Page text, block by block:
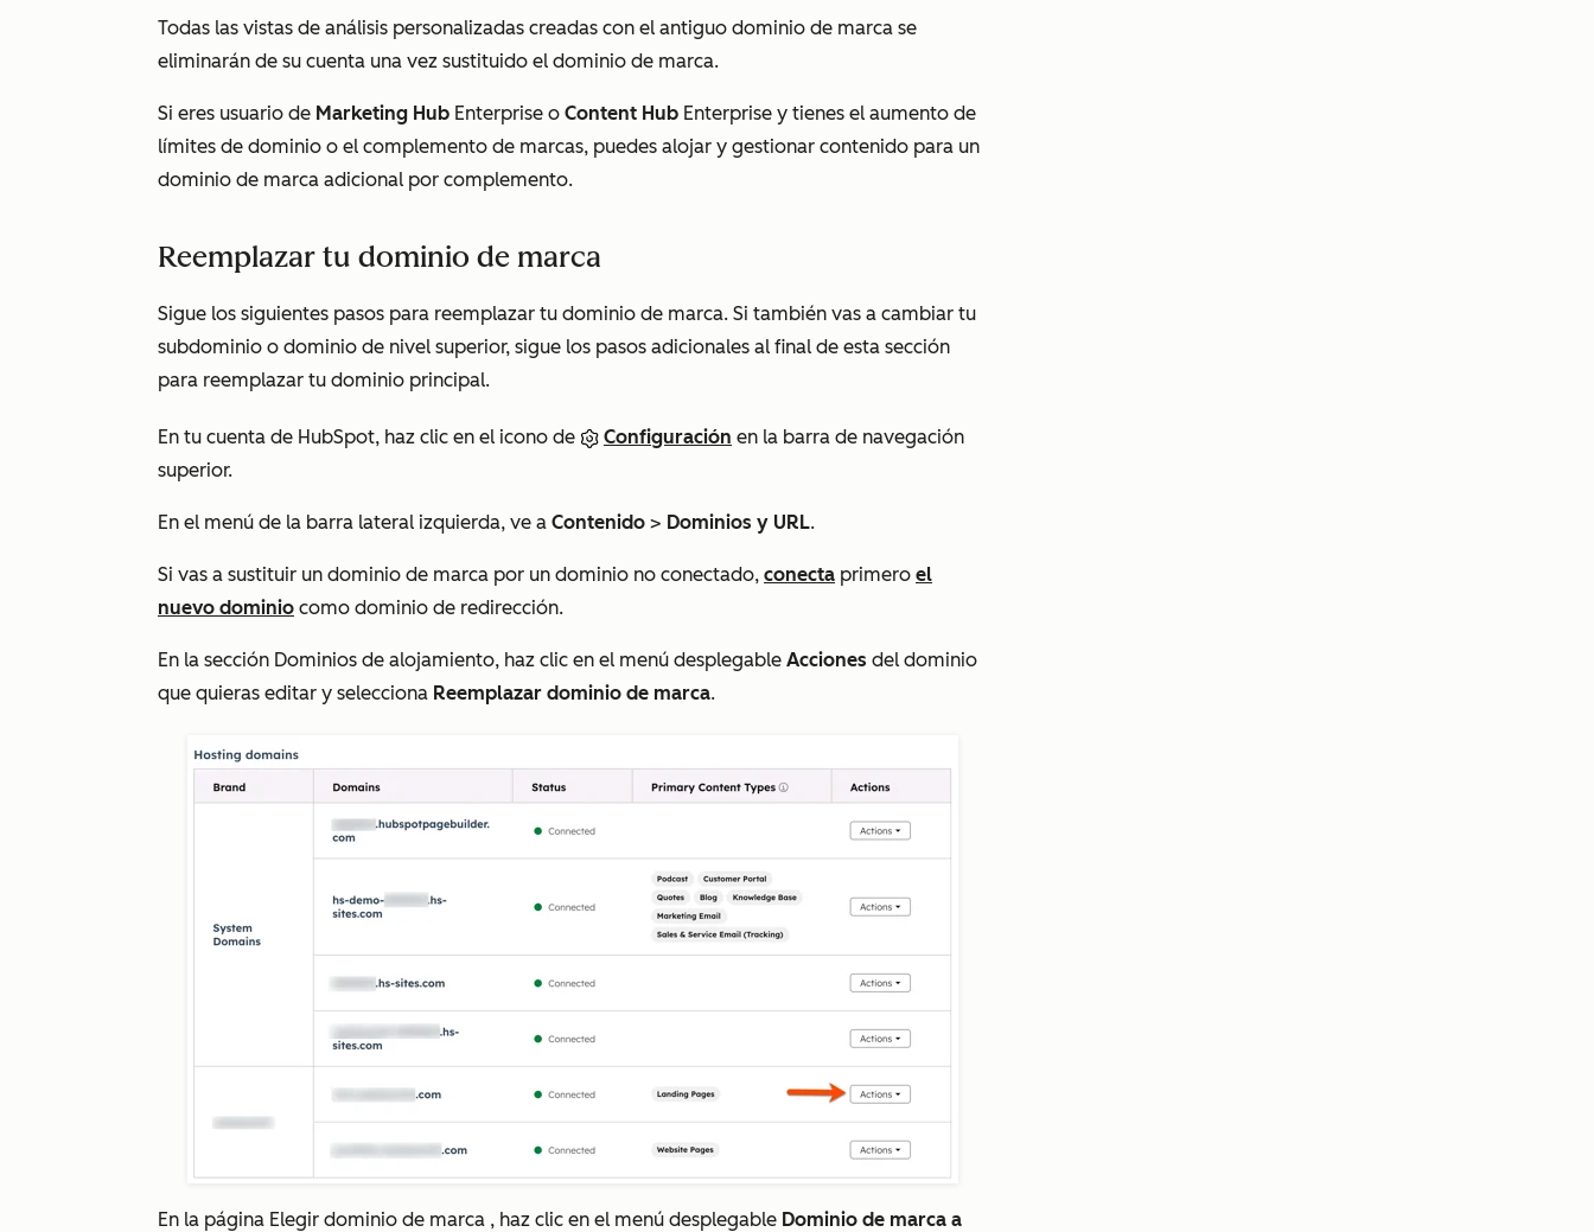
Todas las vistas de análisis personalizadas creadas con el antiguo dominio de marca se
eliminarán de su cuenta una vez sustituido el dominio de marca.
Si eres usuario de Marketing Hub Enterprise o Content Hub Enterprise y tienes el aumento de
límites de dominio o el complemento de marcas, puedes alojar y gestionar contenido para un
dominio de marca adicional por complemento.
Reemplazar tu dominio de marca
Sigue los siguientes pasos para reemplazar tu dominio de marca. Si también vas a cambiar tu
subdominio o dominio de nivel superior, sigue los pasos adicionales al final de esta sección
para reemplazar tu dominio principal.
En tu cuenta de HubSpot, haz clic en el icono de Configuración en la barra de navegación
superior.
En el menú de la barra lateral izquierda, ve a Contenido > Dominios y URL.
Si vas a sustituir un dominio de marca por un dominio no conectado, conecta primero el
nuevo dominio como dominio de redirección.
En la sección Dominios de alojamiento, haz clic en el menú desplegable Acciones del dominio
que quieras editar y selecciona Reemplazar dominio de marca.
En la página Elegir dominio de marca , haz clic en el menú desplegable Dominio de marca a